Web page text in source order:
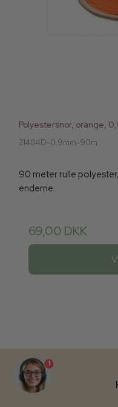
Polyestersnor, orange,
21404D-0.9mm-90m
90 meter rulle
enderne.
69,00 DKK
1